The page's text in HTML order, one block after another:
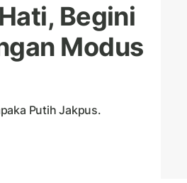
Begini
Modus
Putih Jakpus.